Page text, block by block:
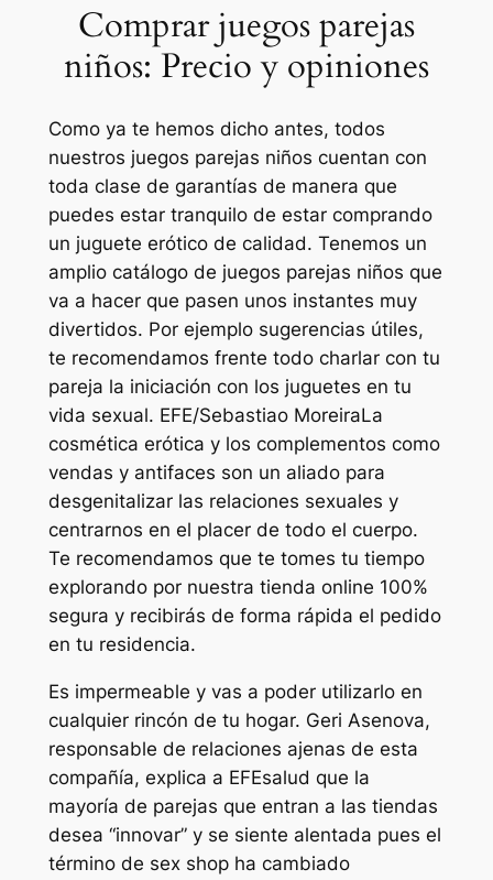
Comprar juegos parejas
niños: Precio y opiniones
Como ya te hemos dicho antes, todos
nuestros juegos parejas niños cuentan con
toda clase de garantías de manera que
puedes estar tranquilo de estar comprando
un juguete erótico de calidad. Tenemos un
amplio catálogo de juegos parejas niños que
va a hacer que pasen unos instantes muy
divertidos. Por ejemplo sugerencias útiles,
te recomendamos frente todo charlar con tu
pareja la iniciación con los juguetes en tu
vida sexual. EFE/Sebastiao MoreiraLa
cosmética erótica y los complementos como
vendas y antifaces son un aliado para
desgenitalizar las relaciones sexuales y
centrarnos en el placer de todo el cuerpo.
Te recomendamos que te tomes tu tiempo
explorando por nuestra tienda online 100%
segura y recibirás de forma rápida el pedido
en tu residencia.
Es impermeable y vas a poder utilizarlo en
cualquier rincón de tu hogar. Geri Asenova,
responsable de relaciones ajenas de esta
compañía, explica a EFEsalud que la
mayoría de parejas que entran a las tiendas
desea “innovar” y se siente alentada pues el
término de sex shop ha cambiado